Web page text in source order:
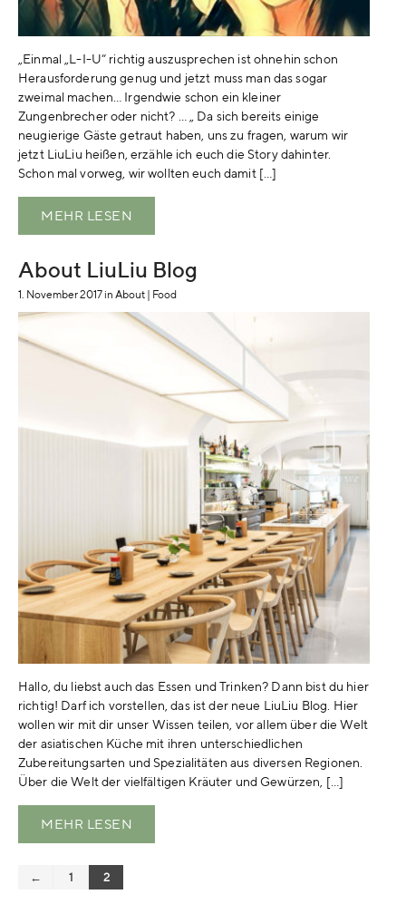
„Einmal „L-I-U“ richtig auszusprechen ist ohnehin schon
Herausforderung genug und jetzt muss man das sogar
zweimal machen… Irgendwie schon ein kleiner
Zungenbrecher oder nicht? … „ Da sich bereits einige
neugierige Gäste getraut haben, uns zu fragen, warum wir
jetzt LiuLiu heißen, erzähle ich euch die Story dahinter.
Schon mal vorweg, wir wollten euch damit […]
MEHR LESEN
About LiuLiu Blog
1. November 2017in About | Food
Hallo, du liebst auch das Essen und Trinken? Dann bist du hier
richtig! Darf ich vorstellen, das ist der neue LiuLiu Blog. Hier
wollen wir mit dir unser Wissen teilen, vor allem über die Welt
der asiatischen Küche mit ihren unterschiedlichen
Zubereitungsarten und Spezialitäten aus diversen Regionen.
Über die Welt der vielfältigen Kräuter und Gewürzen, […]
MEHR LESEN
← 1 2